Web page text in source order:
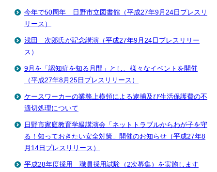
今年で50周年 日野市立図書館（平成27年9月24日プレスリ
リース）
浅田 次郎氏が記念講演（平成27年9月24日プレスリリー
ス）
9月を「認知症を知る月間」とし、様々なイベントを開催
（平成27年8月25日プレスリリース）
ケースワーカーの業務上横領による逮捕及び生活保護費の不
適切処理について
日野市家庭教育学級講演会「ネットトラブルからわが子を守
る！知っておきたい安全対策」開催のお知らせ（平成27年8
月14日プレスリリース）
平成28年度採用 職員採用試験（2次募集）を実施します